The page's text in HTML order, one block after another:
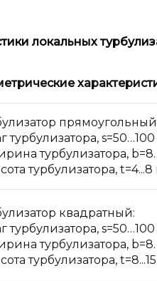
локальных
турбулизатора,
турбулизатора,
турбулизатора,
квадратный:
турбулизатора,
турбулизатора,
турбулизатора,